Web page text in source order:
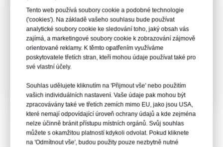
Davide
Šestnáct let se profesionálně věnuji
spojovacímu a železářskému průmyslu,
poskytuji profesionální služby
Zaměřuji se na organizační a plánovací
roční prodejní úkoly, plánování a
implementaci marketingových programů,
dosahování ročního prodejního cíle
společnosti.
Podnikám ústně a vedu tým soudržně.
Tento web používá soubory cookie a podobné technologie
('cookies'). Na základě vašeho souhlasu bude používat
analytické soubory cookie ke sledování toho, jaký obsah vás
zajímá, a marketingové soubory cookie k zobrazování zájmově
orientované reklamy. K těmto opatřením využíváme
poskytovatele třetích stran, kteří mohou údaje používat také pro
své vlastní účely.
Souhlas udělujete kliknutím na 'Přijmout vše' nebo použitím
vašich individuálních nastavení. Vaše údaje pak mohou být
zpracovávány také ve třetích zemích mimo EU, jako jsou USA,
které nemají odpovídající úroveň ochrany údajů a kde zejména
nelze účinně bránit přístupu místních orgánů. Svůj souhlas
můžete s okamžitou platností kdykoli odvolat. Pokud kliknete
na 'Odmítnout vše', budou použity pouze nezbytně nutné